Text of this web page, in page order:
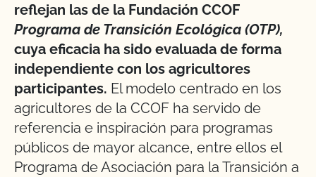
reflejan las de la Fundación CCOF
Programa de Transición Ecológica (OTP),
cuya eficacia ha sido evaluada de forma
independiente con los agricultores
participantes. El modelo centrado en los
agricultores de la CCOF ha servido de
referencia e inspiración para programas
públicos de mayor alcance, entre ellos el
Programa de Asociación para la Transición a